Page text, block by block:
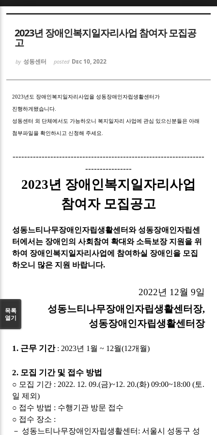
2023년 장애인복지일자리사업 참여자 모집공
고
by 성동센터 posted Dec 10, 2022
2023년도 장애인복지일자리사업을 성동장애인자립생활센터가
진행하게됐습니다.
성동센터 외 단체에서도 가능하오니 복지일자리 사업에 관심 있으신분들은 아래
첨부파일을 확인하시고 신청해 주세요.
------------------------------------------------------------------
----------------
2023년 장애인복지일자리사업
참여자 모집공고
성동느티나무장애인자립생활센터와 성동장애인자립센
터에서는 장애인의 사회참여 확대와 소득보장 지원을 위
하여 장애인복지일자리사업에 참여하실 장애인을 모집
하오니 많은 지원 바랍니다.
2022년 12월 9일
성동느티나무장애인자립생활센터장,
성동장애인자립생활센터장
1. 근무 기간 : 2023년 1 월~ 12월(12개월)
2. 모집 기간 및 접수 방법
○ 모집 기간 : 2022. 12. 09.(금)~12. 20.(화) 09:00~18:00 (토.
일 제외)
○ 접수 방법 : 수행기관 방문 접수
○ 접수 장소 :
－ 성동느티나무장애인자립생활센터 :서울시 성동구 성
목록
열기
Sketchbook5, 스케치북5
Sketchbook5, 스케치북5